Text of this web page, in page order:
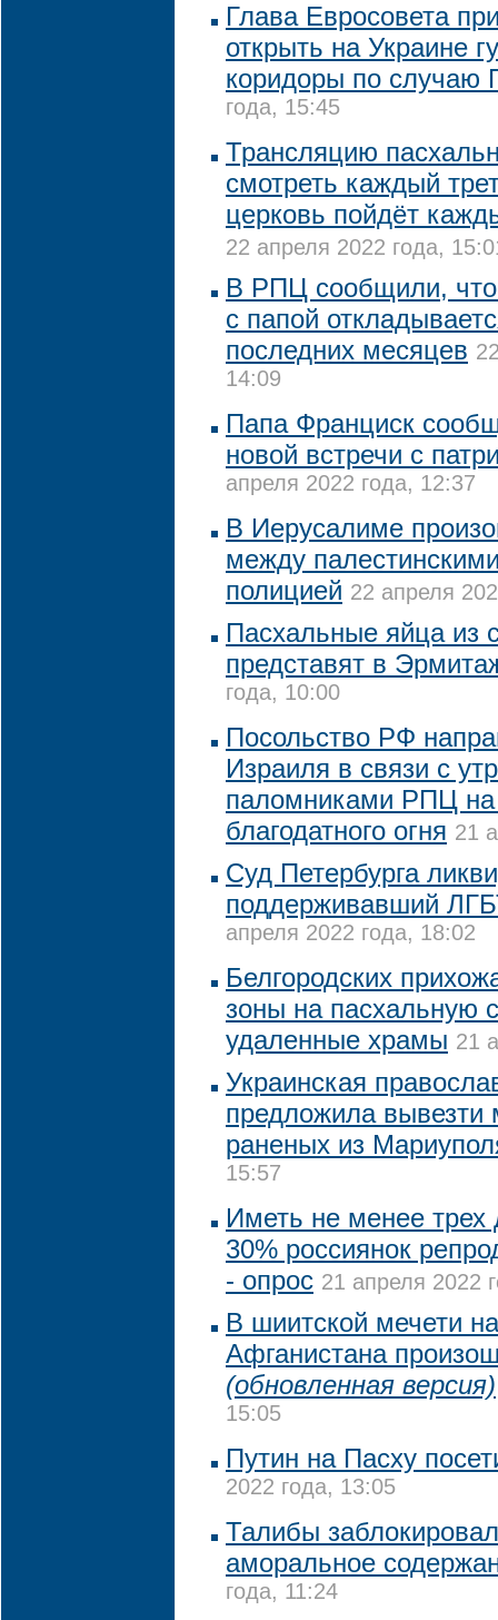
Глава Евросовета
открыть на Украине
коридоры по случаю
года, 15:45
Трансляцию
смотреть каждый
церковь пойдёт
22 апреля 2022 года,
В РПЦ сообщили, что
с папой
последних месяцев
14:09
Папа Франциск
новой встречи с
апреля 2022 года, 12:37
В Иерусалиме
между
полицией 22 апреля
Пасхальные яйца из
представят в
года, 10:00
Посольство РФ
Израиля в связи с
паломниками РПЦ на
благодатного огня 21
Суд Петербурга
поддерживавший
апреля 2022 года, 18:02
Белгородских
зоны на пасхальную
удаленные храмы 21
Украинская
предложила вывезти
раненых из
15:57
Иметь не менее трех
30% россиянок
- опрос 21 апреля 2022
В шиитской мечети
Афганистана
(обновленная версия)
15:05
Путин на Пасху
2022 года, 13:05
Талибы
аморальное
года, 11:24